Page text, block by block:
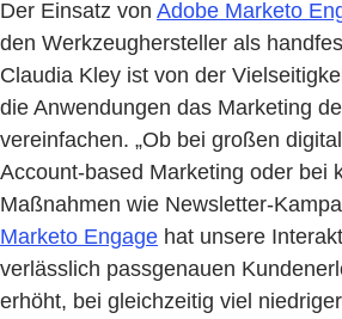
Der Einsatz von Adobe Marketo
den Werkzeughersteller als
Claudia Kley ist von der
die Anwendungen das Marketing
vereinfachen. „Ob bei großen
Account-based Marketing oder bei
Maßnahmen wie Newsletter-
Marketo Engage hat unsere
verlässlich passgenauen
erhöht, bei gleichzeitig viel